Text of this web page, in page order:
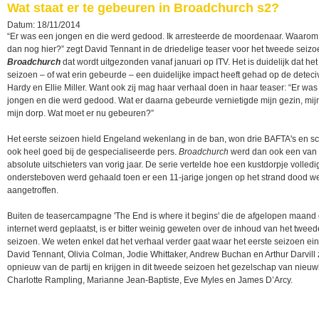
Wat staat er te gebeuren in Broadchurch s2?
Datum: 18/11/2014
“Er was een jongen en die werd gedood. Ik arresteerde de moordenaar.
dan nog hier?” zegt David Tennant in de driedelige teaser voor het tweede
Broadchurch dat wordt uitgezonden vanaf januari op ITV. Het is duidelijk dat
seizoen – of wat erin gebeurde – een duidelijke impact heeft gehad op de
Hardy en Ellie Miller. Want ook zij mag haar verhaal doen in haar teaser: “Er
jongen en die werd gedood. Wat er daarna gebeurde vernietigde mijn gezin,
mijn dorp. Wat moet er nu gebeuren?”
Het eerste seizoen hield Engeland wekenlang in de ban, won drie BAFTA's en
ook heel goed bij de gespecialiseerde pers. Broadchurch werd dan ook een van
absolute uitschieters van vorig jaar. De serie vertelde hoe een kustdorpje
ondersteboven werd gehaald toen er een 11-jarige jongen op het strand dood
aangetroffen.
Buiten de teasercampagne 'The End is where it begins' die de afgelopen maand
internet werd geplaatst, is er bitter weinig geweten over de inhoud van het
seizoen. We weten enkel dat het verhaal verder gaat waar het eerste seizoen
David Tennant, Olivia Colman, Jodie Whittaker, Andrew Buchan en Arthur Darvill
opnieuw van de partij en krijgen in dit tweede seizoen het gezelschap van
Charlotte Rampling, Marianne Jean-Baptiste, Eve Myles en James D’Arcy.